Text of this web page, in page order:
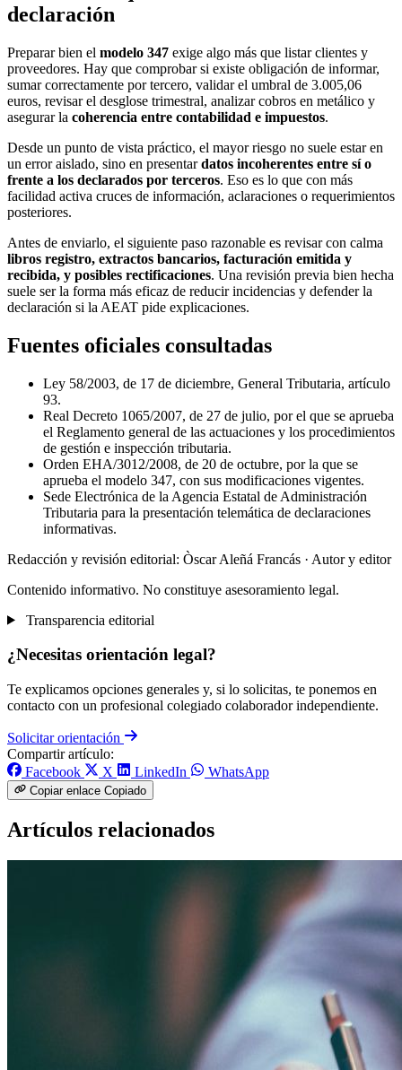
declaración
Preparar bien el modelo 347 exige algo más que listar clientes y
proveedores. Hay que comprobar si existe obligación de informar,
sumar correctamente por tercero, validar el umbral de 3.005,06
euros, revisar el desglose trimestral, analizar cobros en metálico y
asegurar la coherencia entre contabilidad e impuestos.
Desde un punto de vista práctico, el mayor riesgo no suele estar en
un error aislado, sino en presentardatos incoherentes entre sí o
frente a los declarados por terceros. Eso es lo que con más
facilidad activa cruces de información, aclaraciones o requerimientos
posteriores.
Antes de enviarlo, el siguiente paso razonable es revisar con calma
libros registro, extractos bancarios, facturación emitida y
recibida, y posibles rectificaciones. Una revisión previa bien hecha
suele ser la forma más eficaz de reducir incidencias y defender la
declaración si la AEAT pide explicaciones.
Fuentes oficiales consultadas
Ley 58/2003, de 17 de diciembre, General Tributaria, artículo
93.
Real Decreto 1065/2007, de 27 de julio, por el que se aprueba
el Reglamento general de las actuaciones y los procedimientos
de gestión e inspección tributaria.
Orden EHA/3012/2008, de 20 de octubre, por la que se
aprueba el modelo 347, con sus modificaciones vigentes.
Sede Electrónica de la Agencia Estatal de Administración
Tributaria para la presentación telemática de declaraciones
informativas.
Redacción y revisión editorial: Òscar Aleñá Francás · Autor y editor
Contenido informativo. No constituye asesoramiento legal.
Transparencia editorial
¿Necesitas orientación legal?
Te explicamos opciones generales y, si lo solicitas, te ponemos en
contacto con un profesional colegiado colaborador independiente.
Solicitar orientación
Compartir artículo:
Facebook
X LinkedIn WhatsApp
Copiar enlace Copiado
Artículos relacionados